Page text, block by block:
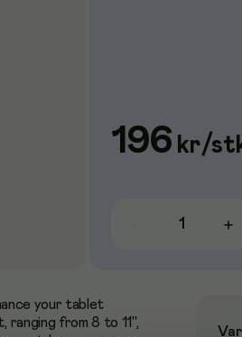
196 kr/
your tablet
ranging from 8 to 11'',